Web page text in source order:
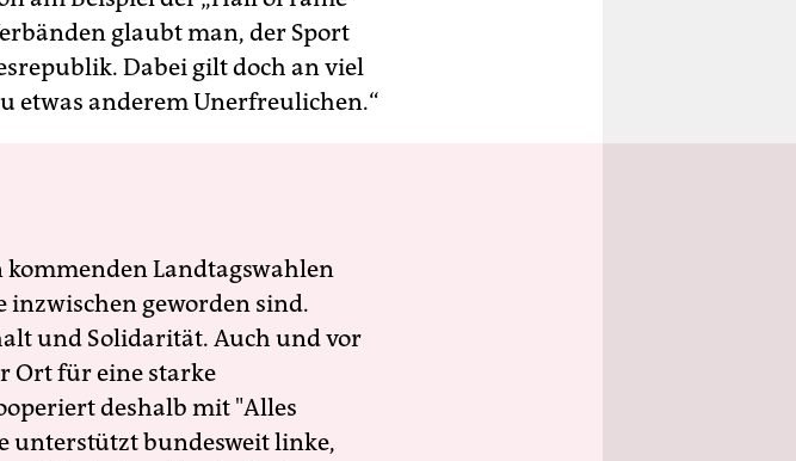
glaubt man, der Sport
Dabei gilt doch an viel
etwas anderem Unerfreulichen.“
kommenden Landtagswahlen
inzwischen geworden sind.
und Solidarität. Auch und vor
Ort für eine starke
deshalb mit "Alles
unterstützt bundesweit linke,